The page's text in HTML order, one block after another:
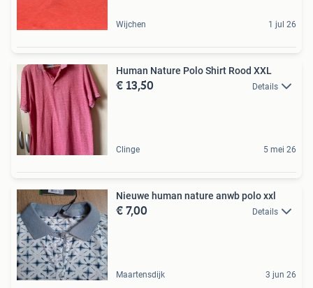
Wijchen 1 jul 26
Human Nature Polo Shirt Rood XXL
€ 13,50 Details
Clinge 5 mei 26
Nieuwe human nature anwb polo xxl
€ 7,00 Details
Maartensdijk 3 jun 26